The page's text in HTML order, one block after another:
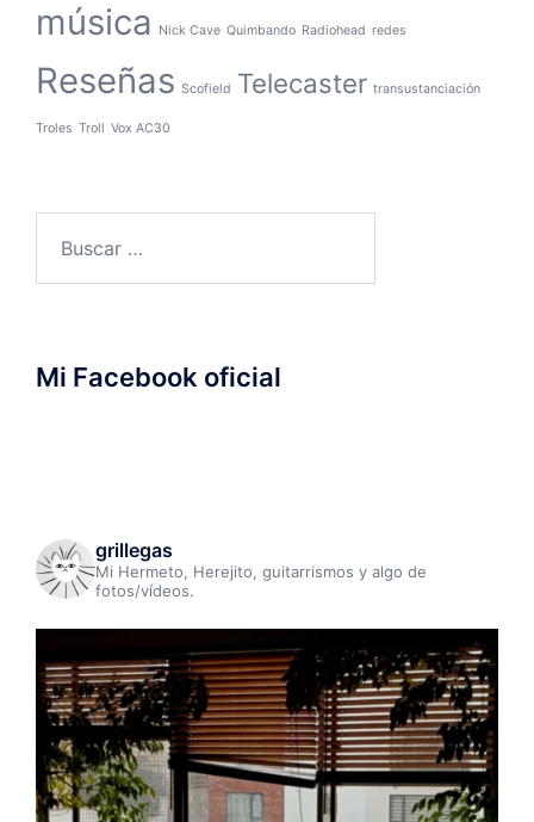
música Nick Cave Quimbando Radiohead redes
Reseñas Scofield Telecaster transustanciación
Troles Troll Vox AC30
Mi Facebook oficial
grillegas
Mi Hermeto, Herejito, guitarrismos y algo de
fotos/vídeos.